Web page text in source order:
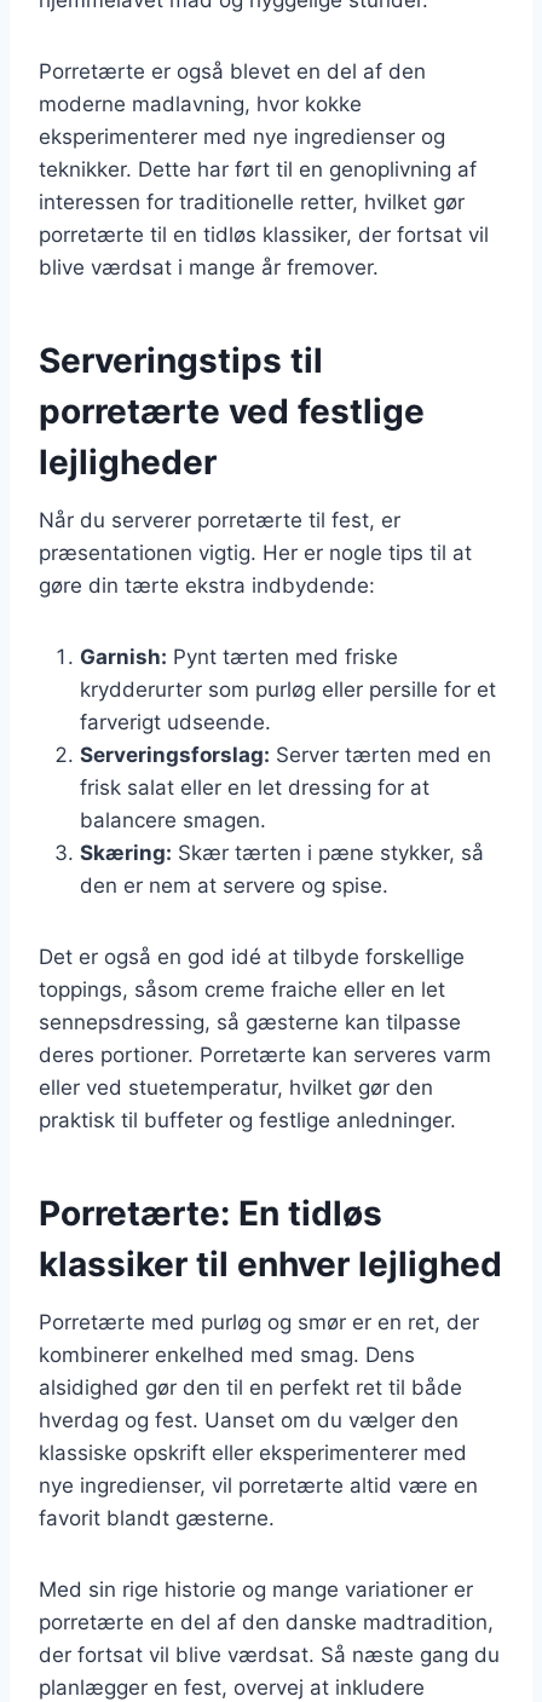
Porretærte er også blevet en del af den
moderne madlavning, hvor kokke
eksperimenterer med nye ingredienser og
teknikker. Dette har ført til en genoplivning af
interessen for traditionelle retter, hvilket gør
porretærte til en tidløs klassiker, der fortsat vil
blive værdsat i mange år fremover.
Serveringstips til
porretærte ved festlige
lejligheder
Når du serverer porretærte til fest, er
præsentationen vigtig. Her er nogle tips til at
gøre din tærte ekstra indbydende:
Garnish: Pynt tærten med friske
krydderurter som purløg eller persille for et
farverigt udseende.
Serveringsforslag: Server tærten med en
frisk salat eller en let dressing for at
balancere smagen.
Skæring: Skær tærten i pæne stykker, så
den er nem at servere og spise.
Det er også en god idé at tilbyde forskellige
toppings, såsom creme fraiche eller en let
sennepsdressing, så gæsterne kan tilpasse
deres portioner. Porretærte kan serveres varm
eller ved stuetemperatur, hvilket gør den
praktisk til buffeter og festlige anledninger.
Porretærte: En tidløs
klassiker til enhver lejlighed
Porretærte med purløg og smør er en ret, der
kombinerer enkelhed med smag. Dens
alsidighed gør den til en perfekt ret til både
hverdag og fest. Uanset om du vælger den
klassiske opskrift eller eksperimenterer med
nye ingredienser, vil porretærte altid være en
favorit blandt gæsterne.
Med sin rige historie og mange variationer er
porretærte en del af den danske madtradition,
der fortsat vil blive værdsat. Så næste gang du
planlægger en fest, overvej at inkludere